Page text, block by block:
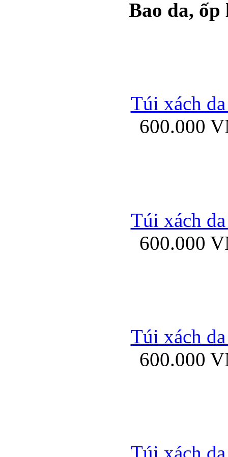
Ốp lưng silicon
Ốp lưng Samsung
Ốp lưng
Bao da,
Túi xách
600.000
Túi xách
600.000
Túi xách
600.000